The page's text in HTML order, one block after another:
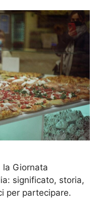
la Giornata
significato, storia,
per partecipare.